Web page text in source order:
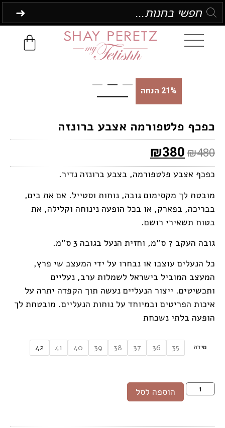
21% הנחה
כפכף פלטפורמה אצבע ברונזה
₪480
₪380
כפכף אצבע פלטפורמה, בצבע ברונזה נדיר.
מובטח לך מקסימום גובה, נוחות וסטייל. אם את בים,
בבריכה, בפארק, או בכל הופעה נינוחה וקלילה, את
בטוח תשאירי רושם.
גובה העקב 7 ס"מ, וחזית הנעל בגובה 3 ס"מ.
כל הנעלים עוצבו או נבחרו על ידי המעצב שי פרץ,
המעצב המוביל בישראל לשמלות ערב, נעליים
ותכשיטים. ייצור הנעליים נעשה תוך הקפדה יתרה על
איכות הפריטים ובמיוחד על נוחות הנעליים. מובטחת לך
הופעה בלתי נשכחת
מידה 35
36
37
38
39
40
41
42
הוספה לסל